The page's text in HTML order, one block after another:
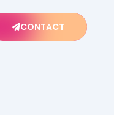
CONTACT